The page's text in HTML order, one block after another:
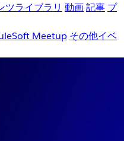
ツライブラリ 動画記事 プ
Meetup その他イベ